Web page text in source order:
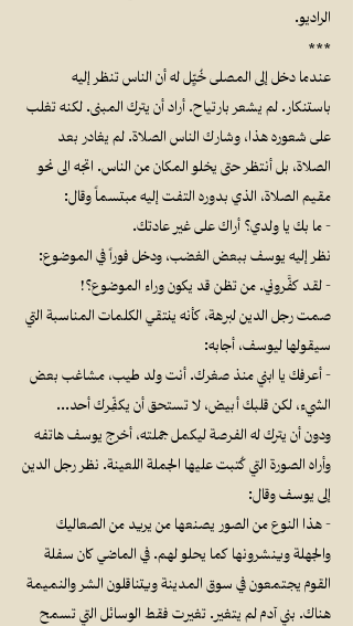
الراديو.
***
عندما دخل إلى المصلى خُيِّل له أن الناس تنظر إليه
باستنكار. لم يشعر بارتياح. أراد أن يترك المبنى. لكنه تغلب
على شعوره هذا، وشارك الناس الصلاة. لم يغادر بعد
الصلاة، بل أنتظر حتى يخلو المكان من الناس. اتجه الى نحو
مقيم الصلاة، الذي بدوره التفت إليه مبتسماً وقال:
- ما بك يا ولدي؟ أراك على غير عادتك.
نظر إليه يوسف ببعض الغضب، ودخل فوراً في الموضوع:
- لقد كفَّروني. من تظن قد يكون وراء الموضوع؟!
صمت رجل الدين لبرهة، كأنه ينتقي الكلمات المناسبة التي
سيقولها ليوسف، أجابه:
- أعرفك يا ابني منذ صغرك. أنت ولد طيب، مشاغب بعض
الشيء، لكن قلبك أبيض، لا تستحق أن يكفِّرك أحد…
ودون أن يترك له الفرصة ليكمل جملته، أخرج يوسف هاتفه
وأراه الصورة التي كُتبت عليها الجملة اللعينة. نظر رجل الدين
إلى يوسف وقال:
- هذا النوع من الصور يصنعها من يريد من الصعاليك
والجهلة وينشرونها كما يحلو لهم. في الماضي كان سفلة
القوم يجتمعون في سوق المدينة ويتناقلون الشر والنميمة
هناك. بني آدم لم يتغير. تغيرت فقط الوسائل التي تسمح